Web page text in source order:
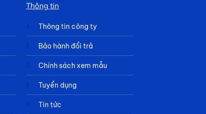
Thông tin
Thông tin công ty
Bảo hành đổi trả
Chính sách xem mẫu
Tuyển dụng
Tin tức